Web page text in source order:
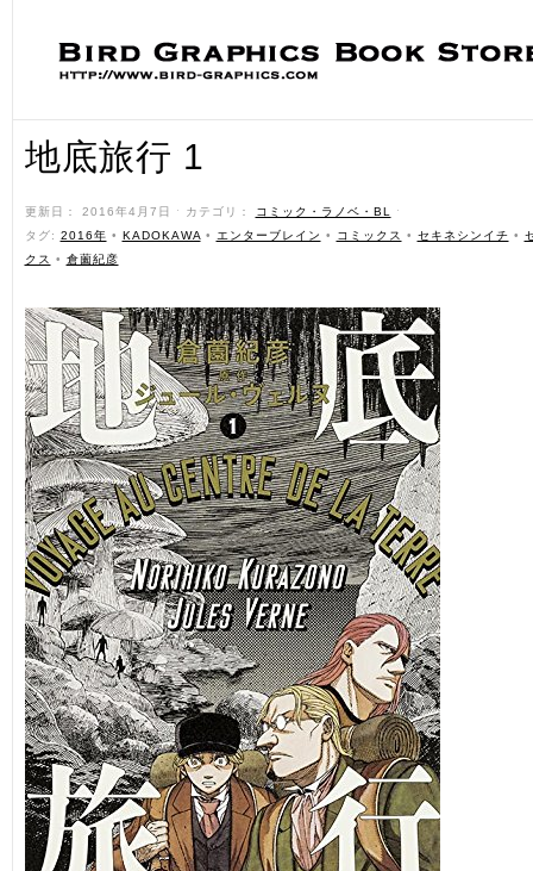
地底旅行 1
更新日： 2016年4月7日 ˑ カテゴリ： コミック・ラノベ・BL
ˑ
タグ: 2016年 • KADOKAWA • エンターブレイン • コミックス • セキネシンイチ •
クス
• 倉薗紀彦